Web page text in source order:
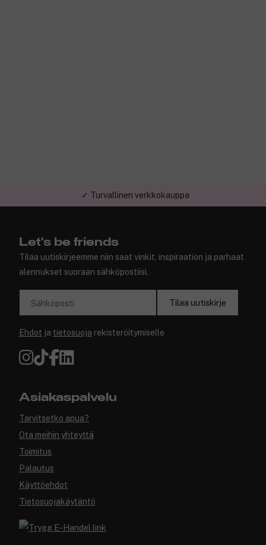
✓ Turvallinen verkkokauppa
Let's be friends
Tilaa uutiskirjeemme niin saat vinkit, inspiraation ja parhaat
alennukset suoraan sähköpostiisi.
Sähköposti Tilaa uutiskirje
Ehdot ja tietosuoja rekisteröitymiselle
Asiakaspalvelu
Tarvitsetko apua?
Ota meihin yhteyttä
Toimitus
Palautus
Käyttöehdot
Tietosuojakäytäntö